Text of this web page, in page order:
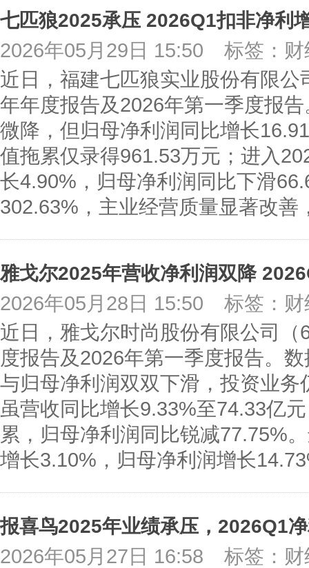
七匹狼2025承压 2026Q1扣非净利
2026年05月29日 15:50
标签：财
近日，福建七匹狼实业股份有限
年年度报告及2026年第一季度报
微降，但归母净利润同比增长
值拖累仅录得961.53万元；进入
长4.90%，归母净利润同比下滑
302.63%，主业经营质量显著改
2026年05月28日 15:50
标签：财
近日，雅戈尔时尚股份有限公司
度报告及2026年第一季度报告。
与归母净利润双双下滑，投资业
虽营收同比增长9.33%至74.33亿
累，归母净利润同比锐减77.75%
增长3.10%，归母净利润增长
报喜鸟2025年业绩承压，2026Q1
2026年05月27日 16:58
标签：财